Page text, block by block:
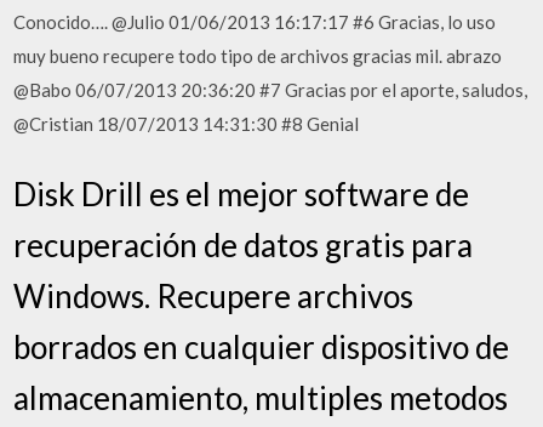
Conocido…. @Julio 01/06/2013 16:17:17 #6 Gracias, lo uso
muy bueno recupere todo tipo de archivos gracias mil. abrazo
@Babo 06/07/2013 20:36:20 #7 Gracias por el aporte, saludos,
@Cristian 18/07/2013 14:31:30 #8 Genial
Disk Drill es el mejor software de
recuperación de datos gratis para
Windows. Recupere archivos
borrados en cualquier dispositivo de
almacenamiento, multiples metodos